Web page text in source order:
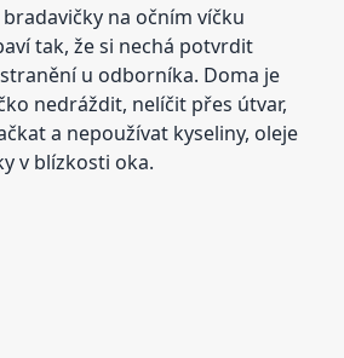
bradavičky na očním víčku
tak, že si nechá potvrdit
u odborníka. Doma je
nedráždit, nelíčit přes útvar,
a nepoužívat kyseliny, oleje
v blízkosti oka.